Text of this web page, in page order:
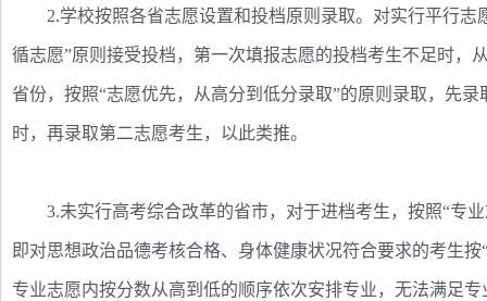
2.学校按照各省志愿设置和投档原则录取。对实行平行志
循志愿”原则接受投档，第一次填报志愿的投档考生不足时，
省份，按照“志愿优先，从高分到低分录取”的原则录取，先
时，再录取第二志愿考生，以此类推。
3.未实行高考综合改革的省市，对于进档考生，按照“专业
即对思想政治品德考核合格、身体健康状况符合要求的考生
专业志愿内按分数从高到低的顺序依次安排专业，无法满足